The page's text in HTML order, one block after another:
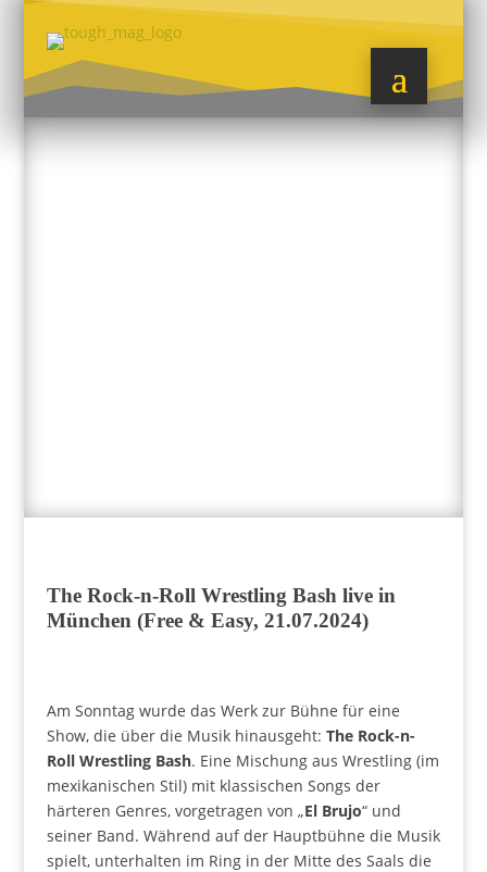
The Rock-n-Roll Wrestling Bash live in
München (Free & Easy, 21.07.2024)
Am Sonntag wurde das Werk zur Bühne für eine
Show, die über die Musik hinausgeht: The Rock-n-
Roll Wrestling Bash. Eine Mischung aus Wrestling (im
mexikanischen Stil) mit klassischen Songs der
härteren Genres, vorgetragen von „El Brujo“ und
seiner Band. Während auf der Hauptbühne die Musik
spielt, unterhalten im Ring in der Mitte des Saals die